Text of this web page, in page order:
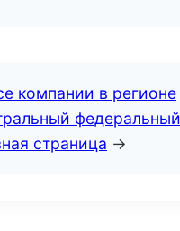
компании в регионе
страница →